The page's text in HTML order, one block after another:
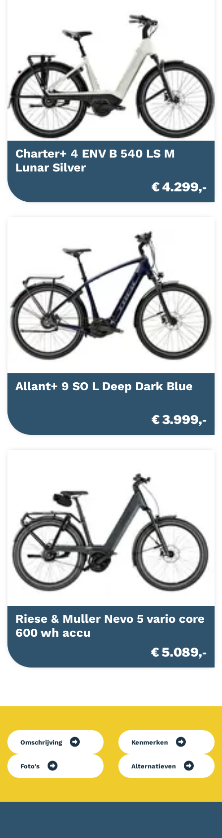
Charter+ 4 ENV B 540 LS M
Lunar Silver
€ 4.299,-
Allant+ 9 SO L Deep Dark Blue
€ 3.999,-
Riese & Muller Nevo 5 vario core
600 wh accu
€ 5.089,-
Omschrijving Kenmerken
Foto's Alternatieven